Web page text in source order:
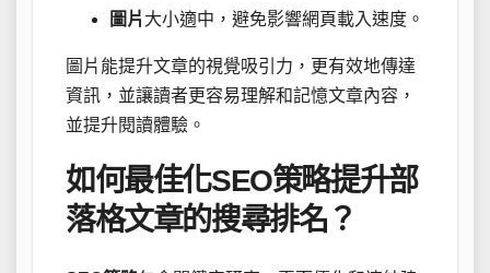
圖片 大小適中，避免影響網頁載入速度。
圖片能提升文章的視覺吸引力，更有效地傳達
資訊，並讓讀者更容易理解和記憶文章內容，
並提升閱讀體驗。
如何最佳化SEO策略提升部
落格文章的搜尋排名？